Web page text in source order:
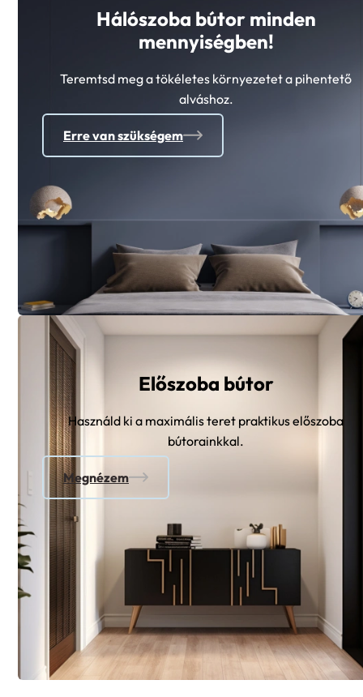
Hálószoba bútor minden
mennyiségben!
Teremtsd meg a tökéletes környezetet a pihentető
alváshoz.
Erre van szükségem
Előszoba bútor
Használd ki a maximális teret praktikus előszoba
bútorainkkal.
Megnézem